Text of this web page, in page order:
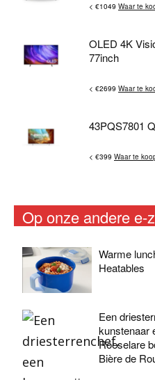
< €1049 Waar te
OLED 4K
77inch
< €2699 Waar te
43PQS7801
< €399 Waar te
Op onze andere e-
Warme
Heatables
Een
kunstenaar
Roeselare
Bière de